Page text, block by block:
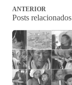
ANTERIOR
Posts relacionados